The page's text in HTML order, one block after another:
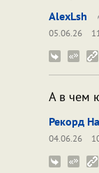
AlexLsh
05.06.26
А в чем
Рекорд
04.06.26